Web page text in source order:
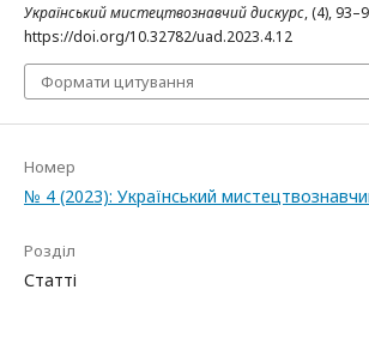
Український мистецтвознавчий дискурс, (4),
https://doi.org/10.32782/uad.2023.4.12
Формати цитування
Номер
№ 4 (2023): Український
Розділ
Статті